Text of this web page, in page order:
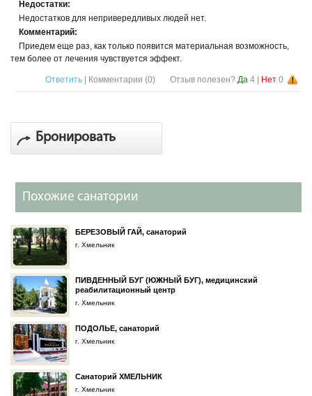
Недостатки:
Недостатков для непривередливых людей нет.
Комментарий:
Приедем еще раз, как только появится материальная возможность,
тем более от лечения чувствуется эффект.
Ответить | Комментарии (0) Отзыв полезен? Да 4 Нет 0
Бронировать
Похожие санатории
БЕРЕЗОВЫЙ ГАЙ, санаторий
г. Хмельник
ПИВДЕННЫЙ БУГ (ЮЖНЫЙ БУГ), медицинский
реабилитационный центр
г. Хмельник
ПОДОЛЬЕ, санаторий
г. Хмельник
Санаторий ХМЕЛЬНИК
г. Хмельник